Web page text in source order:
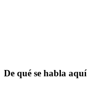
De qué se habla aquí